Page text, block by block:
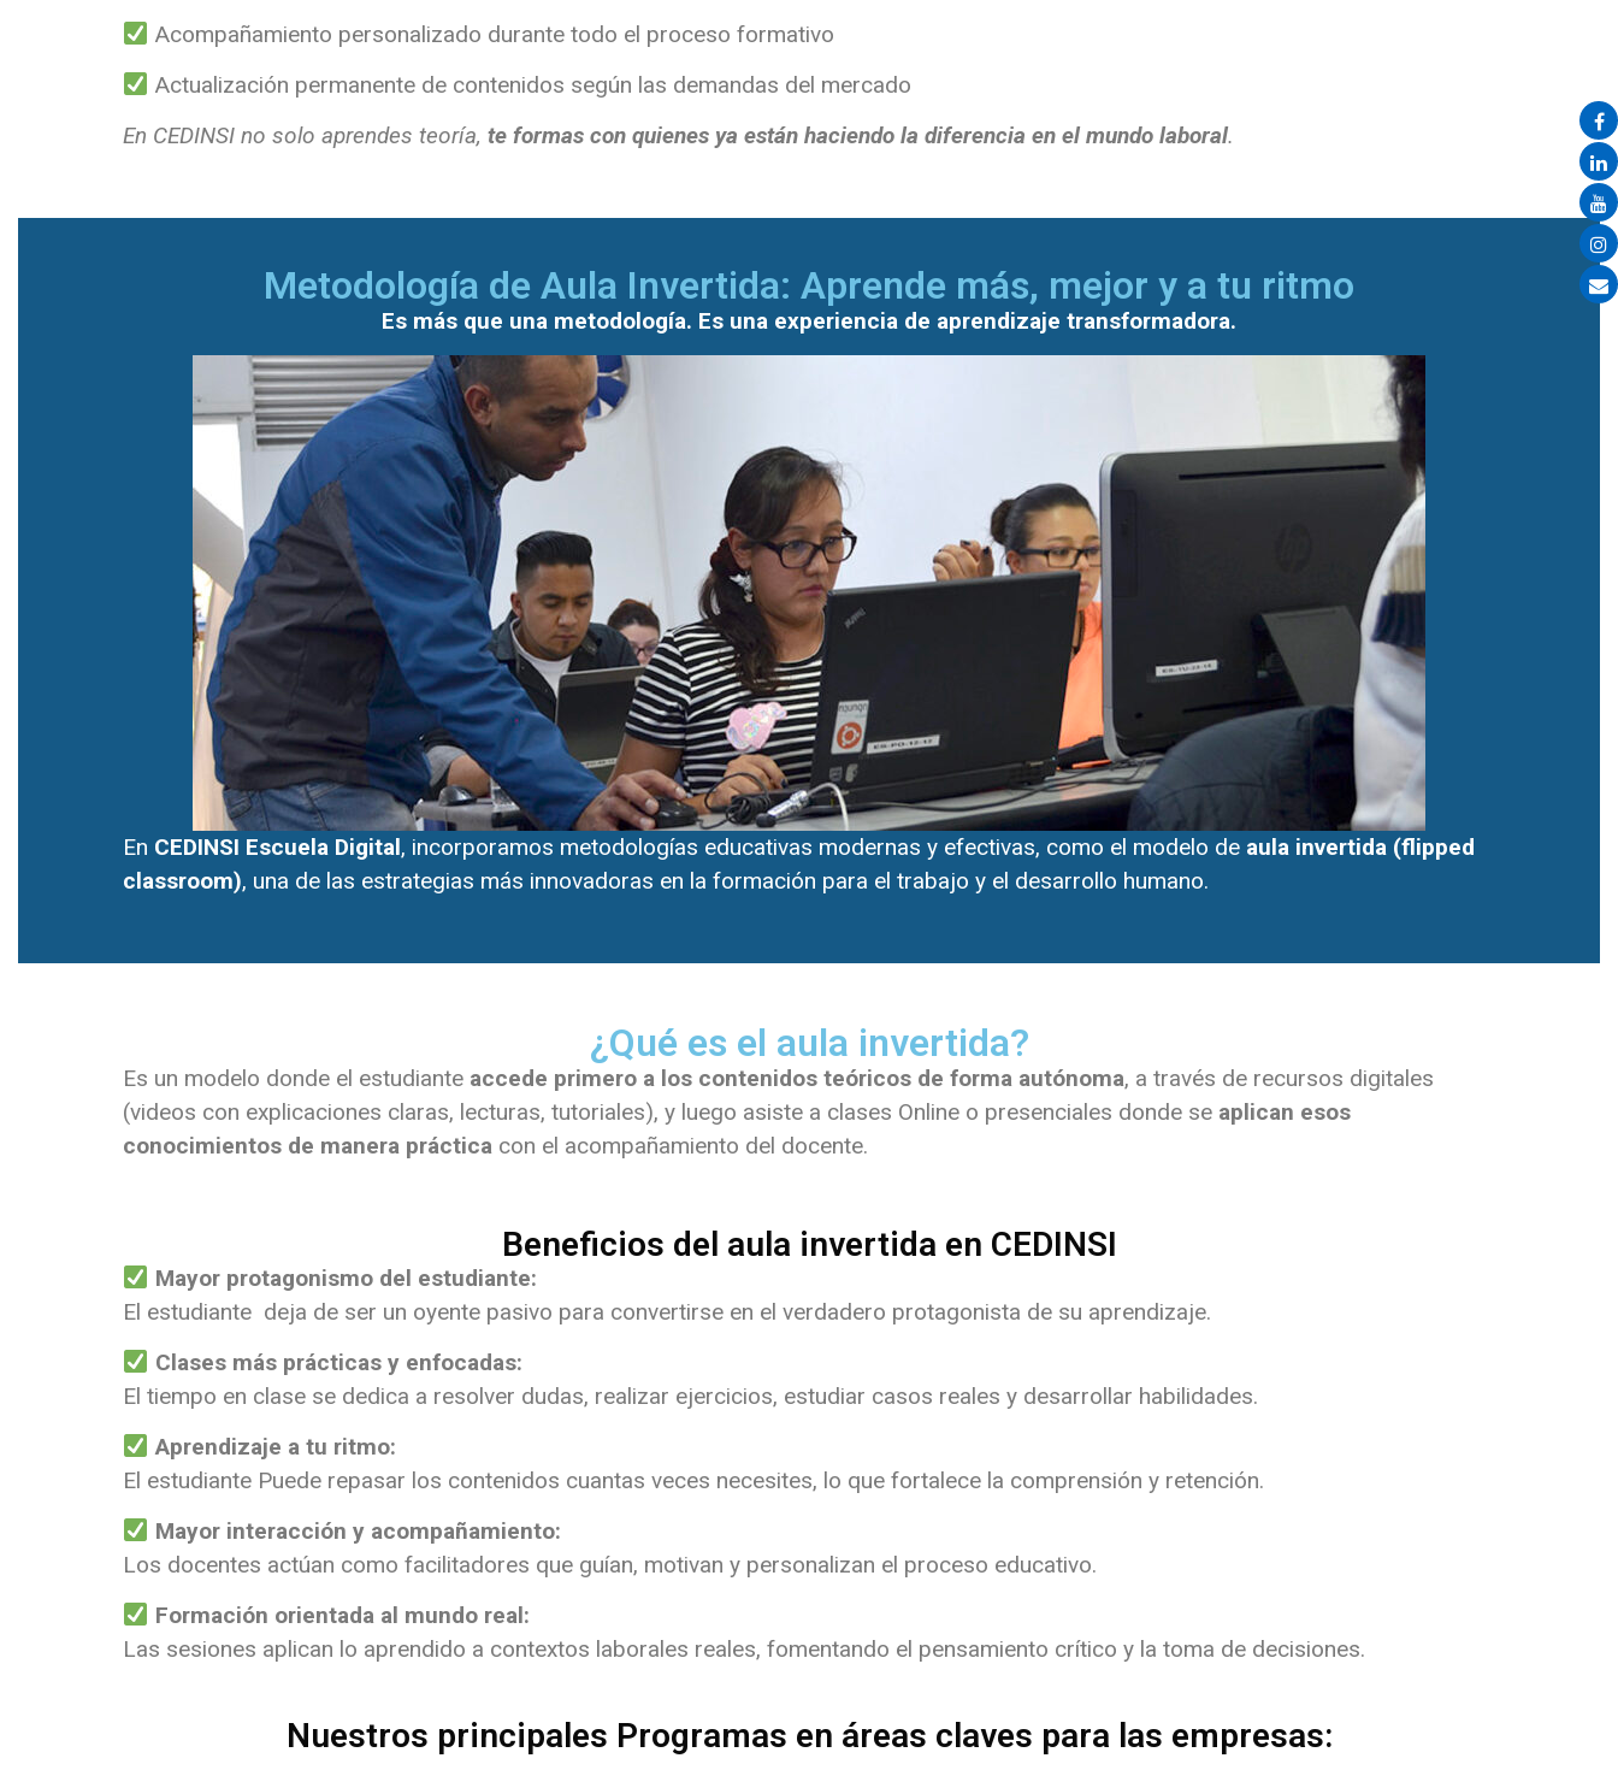
Acompañamiento personalizado durante todo el proceso formativo
Actualización permanente de contenidos según las demandas del mercado
En CEDINSI no solo aprendes teoría, te formas con quienes ya están haciendo la diferencia en el mundo laboral.
Metodología de Aula Invertida: Aprende más, mejor y a tu ritmo
Es más que una metodología. Es una experiencia de aprendizaje transformadora.
En CEDINSI Escuela Digital, incorporamos metodologías educativas modernas y efectivas, como el modelo de aula invertida (flipped
classroom), una de las estrategias más innovadoras en la formación para el trabajo y el desarrollo humano.
¿Qué es el aula invertida?
Es un modelo donde el estudiante accede primero a los contenidos teóricos de forma autónoma, a través de recursos digitales
(videos con explicaciones claras, lecturas, tutoriales), y luego asiste a clases Online o presenciales donde se aplican esos
conocimientos de manera práctica con el acompañamiento del docente.
Beneficios del aula invertida en CEDINSI
Mayor protagonismo del estudiante:
El estudiante deja de ser un oyente pasivo para convertirse en el verdadero protagonista de su aprendizaje.
Clases más prácticas y enfocadas:
El tiempo en clase se dedica a resolver dudas, realizar ejercicios, estudiar casos reales y desarrollar habilidades.
Aprendizaje a tu ritmo:
El estudiante Puede repasar los contenidos cuantas veces necesites, lo que fortalece la comprensión y retención.
Mayor interacción y acompañamiento:
Los docentes actúan como facilitadores que guían, motivan y personalizan el proceso educativo.
Formación orientada al mundo real:
Las sesiones aplican lo aprendido a contextos laborales reales, fomentando el pensamiento crítico y la toma de decisiones.
Nuestros principales Programas en áreas claves para las empresas: